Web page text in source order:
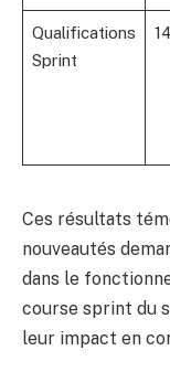
Qualifications
Sprint
Ces résultats
nouveautés
dans le
course sprint du
leur impact en